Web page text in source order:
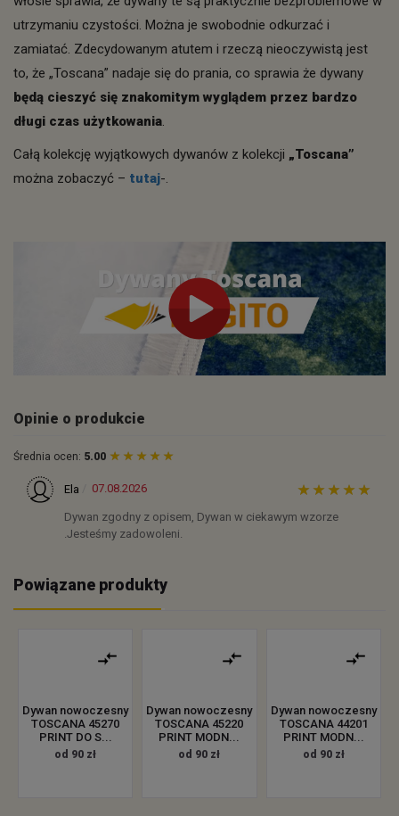
utrzymaniu czystości. Można je swobodnie odkurzać i
zamiatać. Zdecydowanym atutem i rzeczą nieoczywistą jest
to, że „Toscana” nadaje się do prania, co sprawia że dywany
będą cieszyć się znakomitym wyglądem przez bardzo
długi czas użytkowania.
Całą kolekcję wyjątkowych dywanów z kolekcji „Toscana”
można zobaczyć – tutaj-.
Opinie o produkcie
Średnia ocen: 5.00
Ela 07.08.2026
Dywan zgodny z opisem, Dywan w ciekawym wzorze
.Jesteśmy zadowoleni.
Powiązane produkty
Dywan nowoczesny
TOSCANA 45270
PRINT DO S...
od 90 zł
Dywan nowoczesny
TOSCANA 45220
PRINT MODN...
od 90 zł
Dywan nowoczesny
TOSCANA 44201
PRINT MODN...
od 90 zł